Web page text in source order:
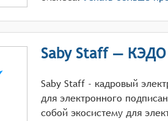
Saby Staff — КЭДО
Saby Staff - кадровый
для электронного
собой экосистему для